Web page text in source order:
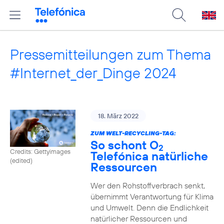
Pressemitteilungen zum Thema
#Internet_der_Dinge 2024
Credits: Gettyimages
(edited)
18. März 2022
ZUM WELT-RECYCLING-TAG:
So schont O2
Telefónica natürliche
Ressourcen
Wer den Rohstoffverbrach senkt,
übernimmt Verantwortung für Klima
und Umwelt. Denn die Endlichkeit
natürlicher Ressourcen und